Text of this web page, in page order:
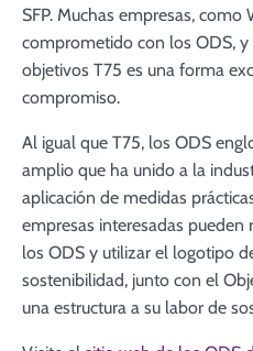
SFP. Muchas empresas, como
comprometido con los ODS, y
objetivos T75 es una forma
compromiso.
Al igual que T75, los ODS
amplio que ha unido a la
aplicación de medidas
empresas interesadas pueden
los ODS y utilizar el logotipo
sostenibilidad, junto con el
una estructura a su labor de